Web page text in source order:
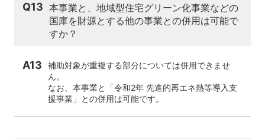
Q13 本事業と、地域型住宅グリーン化事業などの
国庫を財源とする他の事業との併用は可能で
すか？
A13
補助対象が重複する部分については併用できませ
ん。
なお、本事業と「令和2年 先進的再エネ熱等導入支
援事業」との併用は可能です。